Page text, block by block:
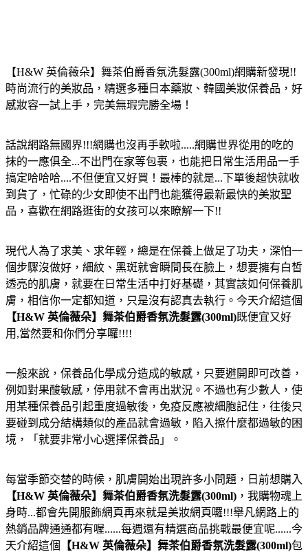
【H&W 英倫薇朵】舞茶伯爵香氛洗髮露(300ml)網購新發現!!
時尚流行的美妝品，精選多種日本藥妝、韓國美妝保養品，好
感妝容一試上手，完美無瑕完勝全場！
話說網路無國界!!!網購也沒再手軟啦.....網購世界從用的吃的
抹的一應俱全...不出門在家等包裹，也能把日常生活用品一手
搞定哈哈哈....不但便宜又好買！最棒的就是...下單後超快就收
到貨了，忙碌的少女即使不出門也能獲得最新最快的美妝聖
品，喜歡在網路逛街的女孩可以來瞭解一下!!
現代人為了求美、求年輕，總是在保養上做足了功夫，深怕一
個步驟沒做好，細紋、黑斑就會瞬間長在臉上，想要擁有白皙
透亮的肌膚，就要在日常生活中打好基礎，其實該如何保養肌
膚，相信你一定都知道，只是沒有認真去執行。今天介紹這個
【H&W 英倫薇朵】舞茶伯爵香氛洗髮露(300ml)既便宜又好
用,當然要和你們分享囉!!!!
一般來說，保養品化學成分造成的敏感，只要避開即可改善，
例如對果酸敏感，停用就不會再出狀況。不過也有少數人，使
用某種保養品引起重度過敏後，免疫反應被細胞記住，往後只
要碰到成分結構類似的產品就會過敏，陷入擦什麼都過敏的困
境，「就要非常小心選擇保養品」。
每當季節交替的時候，肌膚開始出現許多小問題，日前想購入
【H&W 英倫薇朵】舞茶伯爵香氛洗髮露(300ml) ，我購物魂上
身時...都會先開服飾網頁再來就是美妝網頁囉!!!舉凡網路上的
熱銷品牌通通都有喔......每週還有精選商品挑戰最便宜呢......今
天介紹這個
【H&W 英倫薇朵】舞茶伯爵香氛洗髮露(300ml)包